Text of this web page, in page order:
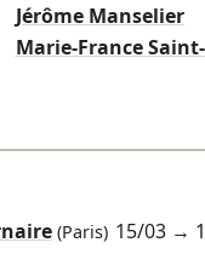
Jérôme Manselier
Marie-France
(Paris) 15/03 →